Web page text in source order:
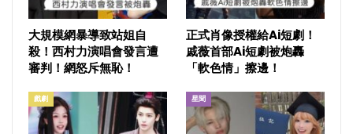
大規模網暴導致站姐自
殺！西村力演唱會發言遭
審判！網怒斥無恥！
正式肖像授權給Ai短劇！
戚薇首部Ai短劇被炮轟
「軟色情」擦邊！
戲劇 星聞